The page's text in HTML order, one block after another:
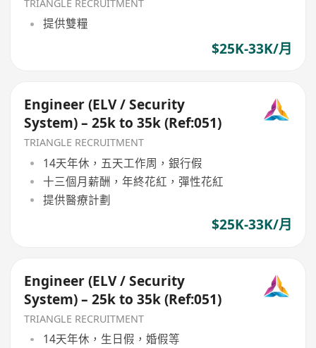
TRIANGLE RECRUITMENT
提供雙糧
$25K-33K/月
Engineer (ELV / Security
System) – 25k to 35k (Ref:051)
TRIANGLE RECRUITMENT
14天年休，五天工作周，銀行假
十三個月薪酬，年終花紅，彈性花紅
提供醫療計劃
$25K-33K/月
Engineer (ELV / Security
System) – 25k to 35k (Ref:051)
TRIANGLE RECRUITMENT
14天年休，生日假，婚假等